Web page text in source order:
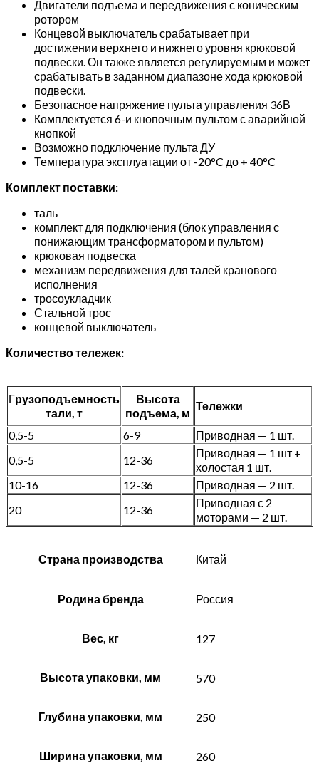
Двигатели подъема и передвижения с коническим
ротором
Концевой выключатель срабатывает при
достижении верхнего и нижнего уровня крюковой
подвески. Он также является регулируемым и может
срабатывать в заданном диапазоне хода крюковой
подвески.
Безопасное напряжение пульта управления 36В
Комплектуется 6-и кнопочным пультом с аварийной
кнопкой
Возможно подключение пульта ДУ
Температура эксплуатации от -20°C до + 40°C
Комплект поставки:
таль
комплект для подключения (блок управления с
понижающим трансформатором и пультом)
крюковая подвеска
механизм передвижения для талей кранового
исполнения
тросоукладчик
Стальной трос
концевой выключатель
Количество тележек:
Грузоподъемность
тали, т
Высота
подъема, м
Тележки
0,5-5 6-9
Приводная — 1 шт.
0,5-5
12-36
Приводная — 1 шт +
холостая 1 шт.
10-16
12-36
Приводная — 2 шт.
20
12-36
Приводная с 2
моторами — 2 шт.
Страна производства Китай
Родина бренда Россия
Вес, кг 127
Высота упаковки, мм 570
Глубина упаковки, мм 250
Ширина упаковки, мм 260